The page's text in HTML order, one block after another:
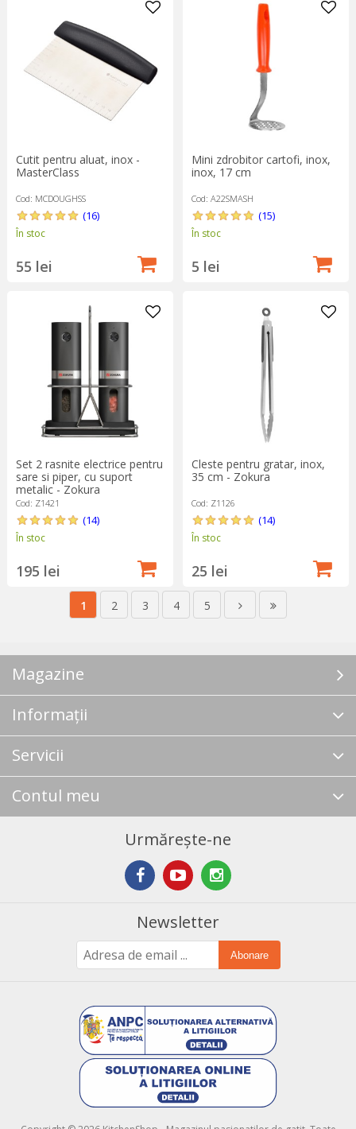
Cutit pentru aluat, inox -
MasterClass
Cod: MCDOUGHSS
(16)
În stoc
55 lei
Mini zdrobitor cartofi, inox,
inox, 17 cm
Cod: A22SMASH
(15)
În stoc
5 lei
Set 2 rasnite electrice pentru
sare si piper, cu suport
metalic - Zokura
Cod: Z1421
(14)
În stoc
195 lei
Cleste pentru gratar, inox,
35 cm - Zokura
Cod: Z1126
(14)
În stoc
25 lei
1 2 3 4 5
Magazine
Informații
Servicii
Contul meu
Urmărește-ne
Newsletter
Abonare